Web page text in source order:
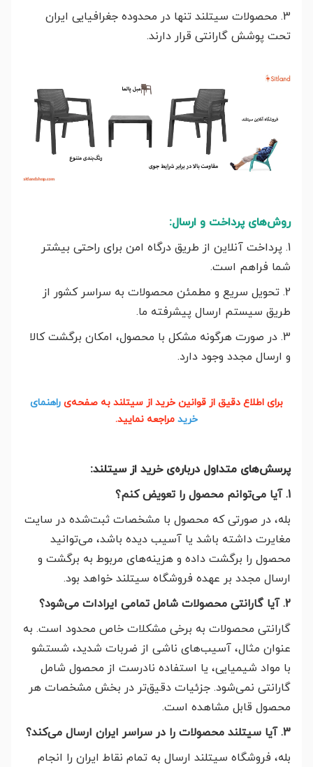
3. محصولات سیتلند تنها در محدوده جغرافیایی ایران
تحت پوشش گارانتی قرار دارند.
روش‌های پرداخت و ارسال:
1. پرداخت آنلاین از طریق درگاه امن برای راحتی بیشتر
شما فراهم است.
2. تحویل سریع و مطمئن محصولات به سراسر کشور از
طریق سیستم ارسال پیشرفته ما.
3. در صورت هرگونه مشکل با محصول، امکان برگشت کالا
و ارسال مجدد وجود دارد.
برای اطلاع دقیق از قوانین خرید از سیتلند به صفحه‌ی راهنمای
خرید مراجعه نمایید.
پرسش‌های متداول درباره‌ی خرید از سیتلند:
1. آیا می‌توانم محصول را تعویض کنم؟
بله، در صورتی که محصول با مشخصات ثبت‌شده در سایت
مغایرت داشته باشد یا آسیب دیده باشد، می‌توانید
محصول را برگشت داده و هزینه‌های مربوط به برگشت و
ارسال مجدد بر عهده فروشگاه سیتلند خواهد بود.
2. آیا گارانتی محصولات شامل تمامی ایرادات می‌شود؟
گارانتی محصولات به برخی مشکلات خاص محدود است. به
عنوان مثال، آسیب‌های ناشی از ضربات شدید، شستشو
با مواد شیمیایی، یا استفاده نادرست از محصول شامل
گارانتی نمی‌شود. جزئیات دقیق‌تر در بخش مشخصات هر
محصول قابل مشاهده است.
3. آیا سیتلند محصولات را در سراسر ایران ارسال می‌کند؟
بله، فروشگاه سیتلند ارسال به تمام نقاط ایران را انجام